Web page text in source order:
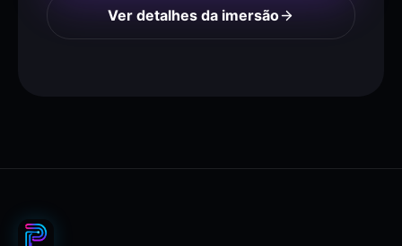
Ver detalhes da imersão